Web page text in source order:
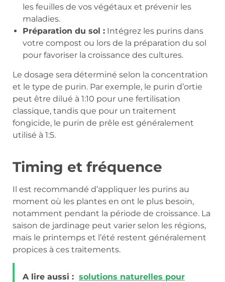
les feuilles de vos végétaux et prévenir les
maladies.
Préparation du sol : Intégrez les purins dans
votre compost ou lors de la préparation du sol
pour favoriser la croissance des cultures.
Le dosage sera déterminé selon la concentration
et le type de purin. Par exemple, le purin d’ortie
peut être dilué à 1:10 pour une fertilisation
classique, tandis que pour un traitement
fongicide, le purin de prêle est généralement
utilisé à 1:5.
Timing et fréquence
Il est recommandé d’appliquer les purins au
moment où les plantes en ont le plus besoin,
notamment pendant la période de croissance. La
saison de jardinage peut varier selon les régions,
mais le printemps et l’été restent généralement
propices à ces traitements.
A lire aussi : solutions naturelles pour